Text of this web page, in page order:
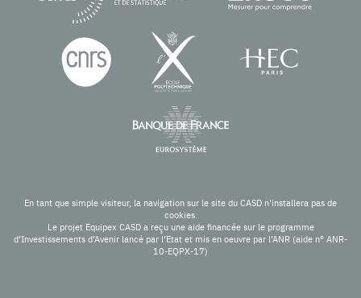
En tant que simple visiteur, la navigation sur le site du CASD n'installera pas de
cookies.
Le projet Equipex CASD a reçu une aide financée sur le programme
d’Investissements d’Avenir lancé par l’Etat et mis en oeuvre par l’ANR (aide n° ANR-
10-EQPX-17)